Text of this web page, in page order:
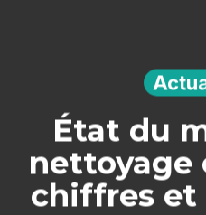
État du
nettoyage
chiffres et